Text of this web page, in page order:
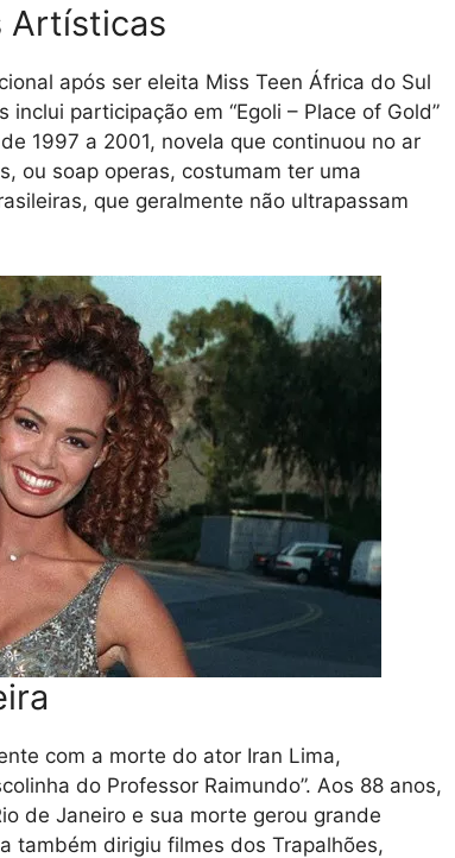
Artísticas
após ser eleita Miss Teen África do Sul
participação em “Egoli – Place of Gold”
1997 a 2001, novela que continuou no ar
ou soap operas, costumam ter uma
que geralmente não ultrapassam
com a morte do ator Iran Lima,
do Professor Raimundo”. Aos 88 anos,
de Janeiro e sua morte gerou grande
também dirigiu filmes dos Trapalhões,